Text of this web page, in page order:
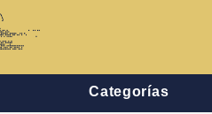
Categorías